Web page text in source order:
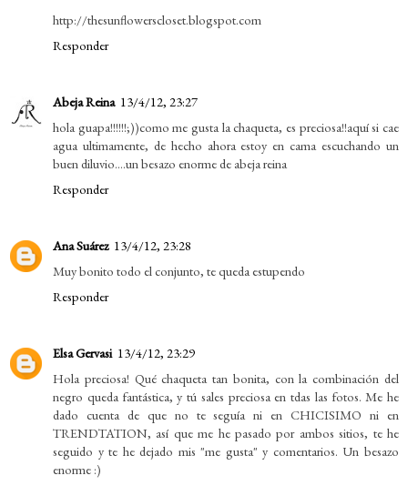
http://thesunflowerscloset.blogspot.com
Responder
Abeja Reina 13/4/12, 23:27
hola guapa!!!!!!;))como me gusta la chaqueta, es preciosa!!aquí si cae
agua ultimamente, de hecho ahora estoy en cama escuchando un
buen diluvio....un besazo enorme de abeja reina
Responder
Ana Suárez 13/4/12, 23:28
Muy bonito todo el conjunto, te queda estupendo
Responder
Elsa Gervasi 13/4/12, 23:29
Hola preciosa! Qué chaqueta tan bonita, con la combinación del
negro queda fantástica, y tú sales preciosa en tdas las fotos. Me he
dado cuenta de que no te seguía ni en CHICISIMO ni en
TRENDTATION, así que me he pasado por ambos sitios, te he
seguido y te he dejado mis "me gusta" y comentarios. Un besazo
enorme :)